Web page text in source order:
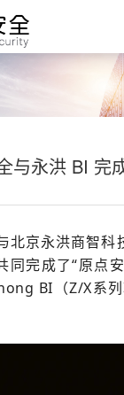
与永洪 BI 完
北京永洪商智科
同完成了“原点
BI（Z/X系